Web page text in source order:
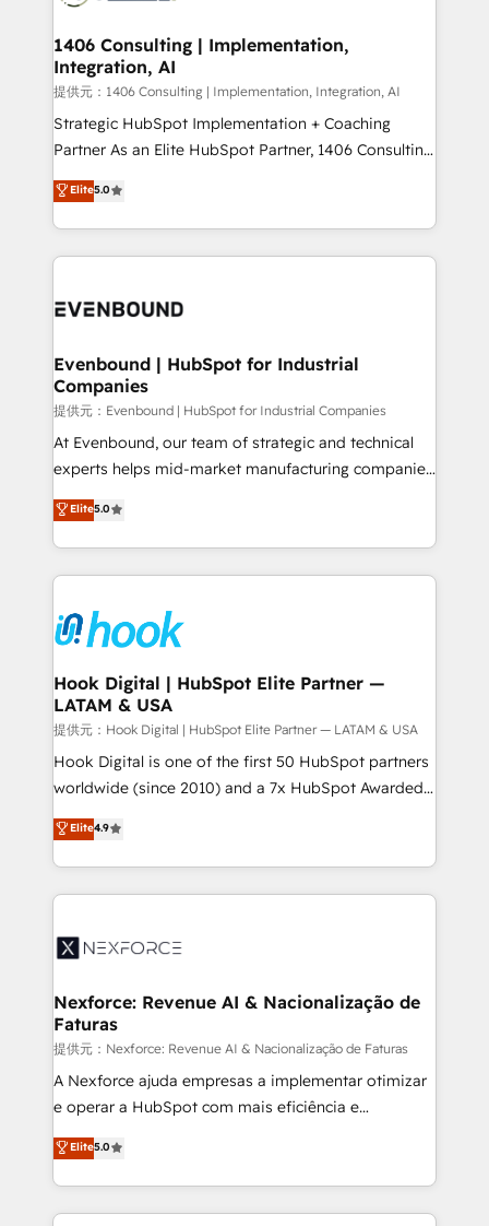
allowing companies to optimize processes and meet
the needs of the customer. We are part of Impresoft
Group, a group of specialized and complementary
companies that divide their offer into 4
Competence Centers: Smart Manufacturing,
The synergies generated by these integrations,
together with the combination of talents, skills,
to accompany companies on their digital
1406 Consulting | Implementation,
Integration, AI
提供元：1406 Consulting | Implementation, Integration, AI
Strategic HubSpot Implementation + Coaching
Partner As an Elite HubSpot Partner, 1406 Consulting
helps mid-market revenue teams transform how
they sell, market, and serve. We don't just build your
HubSpot—we teach your team to own it, then stay
to help you keep winning. What We Do ⚙️ CRM
Data & Content 📈 Sales & Marketing Alignment +
Agent Creation 🔄 Custom Integrations & Data
Migration Why 1406 We become part of your team.
Your team learns while we build. We fix what others
broke. Built for mid-market reality—practical
solutions that work with your actual headcount and
HubSpot partners 🔄 Top 5% globally in client
retention 📅 8+ years of consistent results since 2017
move beyond spreadsheets into unified systems
that drive real business results.
Elite5.0
Evenbound | HubSpot for Industrial
Companies
提供元：Evenbound | HubSpot for Industrial Companies
At Evenbound, our team of strategic and technical
experts helps mid-market manufacturing companies
achieve real growth. We specialize in delivering
tailored solutions that drive results by leveraging
HubSpot’s platform and data to fuel success.
Technical Solutions: - HubSpot Technical Consulting -
Onboarding - Data Migration & Integrations -
Technical Audit & Optimization Strategic Solutions: -
Revenue Operations - Inbound Marketing -
Outbound Marketing - HubSpot CMS Website
Design & Development We empower our clients to
reach their full potential by providing transparent,
relationship-driven support. With over 300 HubSpot
technical know-how and strategic guidance you
need to succeed.
Elite5.0
Hook Digital | HubSpot Elite Partner —
LATAM & USA
提供元：Hook Digital | HubSpot Elite Partner — LATAM & USA
Hook Digital is one of the first 50 HubSpot partners
worldwide (since 2010) and a 7x HubSpot Awarded
Elite Partner. With 500+ projects across the U.S.,
Brazil, and LATAM, we combine global expertise with
regional experience. Today, we are Brazil’s largest
HubSpot Elite Partner—trusted by companies across
Implementation & Migration Onboarding across all
Station, Freshdesk, Intercom, and more. Custom
objects, automations, and integrations built for
growth. 🚀 AI-Driven GTM Orchestration Unify
HubSpot with LinkedIn, WhatsApp, email, paid
media, and AI voice to drive pipeline. 🤖 AI Custom
prospecting, follow-ups, service triage, and
knowledge retrieval—built in HubSpot. ⚡ Fast-Track
Elite4.9
Nexforce: Revenue AI & Nacionalização de
Faturas
提供元：Nexforce: Revenue AI & Nacionalização de Faturas
A Nexforce ajuda empresas a implementar otimizar
e operar a HubSpot com mais eficiência e
previsibilidade de receita. Combinamos Revenue
Operations (RevOps) e Inteligência Artificial para
estruturar processos integrar sistemas organizar
dados e automatizar operações. O objetivo é
Elite5.0